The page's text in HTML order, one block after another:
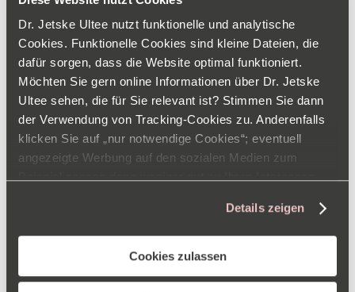
Dr. Jetske Ultee nutzt funktionelle und analytische
Cookies. Funktionelle Cookies sind kleine Dateien, die
dafür sorgen, dass die Website optimal funktioniert.
Möchten Sie gern online Informationen über Dr. Jetske
Ultee sehen, die für Sie relevant ist? Stimmen Sie dann
der Verwendung von Tracking-Cookies zu. Anderenfalls
klicken Sie auf „nur notwendige Cookies“; eventuell
angezeigte Werbung auf den sozialen Medien zum
Verarbeitungszwecken und Ihren Rechten finden Sie in
Datenschutzerklärung. Hier können Sie auch
die Auswahl jederzeit ändern.
Details zeigen
Cookies zulassen
Ketoconazol oder Selendisulfid hemmen. Unterstützend
wirkt die Kombination solcher Cremes mit Stoffen, die
eine peelende Wirkung haben, wie beispielsweise
Salicylsäure oder Glykolsäure. In einigen Fällen kann
auch die kurzzeitige Einnahme von Medikamenten
sinnvoll sein. Selbstverständlich müssen diese von einem
Arzt verschrieben werden.
Hautanalyse
Leiden Sie an Pickeln und/oder verstopften Poren, die